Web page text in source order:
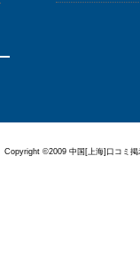
| Copyright ©2009 中国[上海]口コミ掲